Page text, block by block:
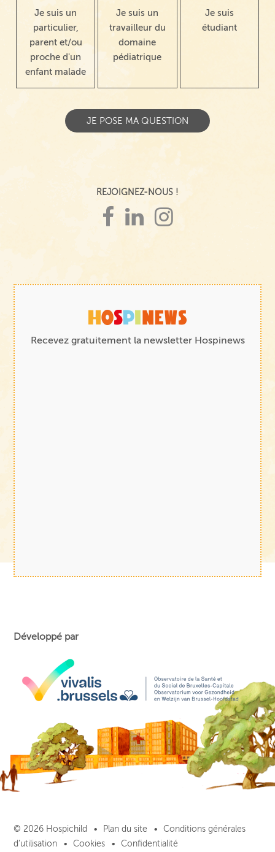
Je suis un
particulier,
parent et/ou
proche d'un
enfant malade
Je suis un
travailleur du
domaine
pédiatrique
Je suis
étudiant
REJOIGNEZ-NOUS !
Recevez gratuitement la newsletter Hospinews
Développé par
© 2026 Hospichild Plan du site
Conditions générales
d’utilisation
Cookies Confidentialité